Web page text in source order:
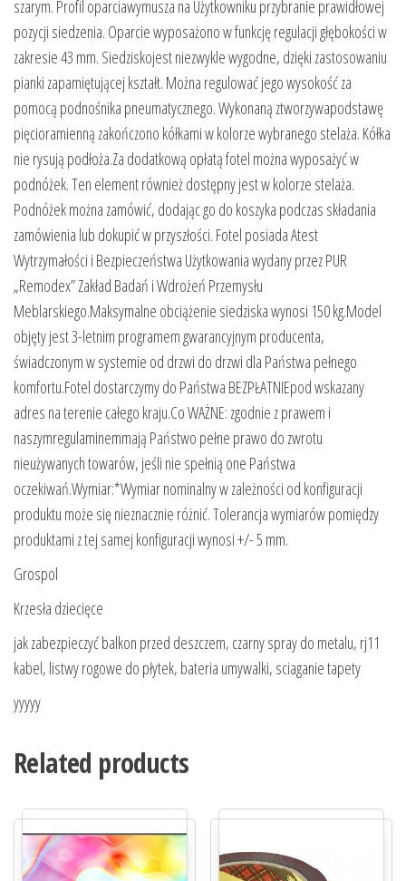
szarym. Profil oparciawymusza na Użytkowniku przybranie prawidłowej
pozycji siedzenia. Oparcie wyposażono w funkcję regulacji głębokości w
zakresie 43 mm. Siedziskojest niezwykle wygodne, dzięki zastosowaniu
pianki zapamiętującej kształt. Można regulować jego wysokość za
pomocą podnośnika pneumatycznego. Wykonaną ztworzywapodstawę
pięcioramienną zakończono kółkami w kolorze wybranego stelaża. Kółka
nie rysują podłoża.Za dodatkową opłatą fotel można wyposażyć w
podnóżek. Ten element również dostępny jest w kolorze stelaża.
Podnóżek można zamówić, dodając go do koszyka podczas składania
zamówienia lub dokupić w przyszłości. Fotel posiada Atest
Wytrzymałości i Bezpieczeństwa Użytkowania wydany przez PUR
„Remodex” Zakład Badań i Wdrożeń Przemysłu
Meblarskiego.Maksymalne obciążenie siedziska wynosi 150 kg.Model
objęty jest 3-letnim programem gwarancyjnym producenta,
świadczonym w systemie od drzwi do drzwi dla Państwa pełnego
komfortu.Fotel dostarczymy do Państwa BEZPŁATNIEpod wskazany
adres na terenie całego kraju.Co WAŻNE: zgodnie z prawem i
naszymregulaminemmają Państwo pełne prawo do zwrotu
nieużywanych towarów, jeśli nie spełnią one Państwa
oczekiwań.Wymiar:*Wymiar nominalny w zależności od konfiguracji
produktu może się nieznacznie różnić. Tolerancja wymiarów pomiędzy
produktami z tej samej konfiguracji wynosi +/- 5 mm.
Grospol
Krzesła dziecięce
jak zabezpieczyć balkon przed deszczem, czarny spray do metalu, rj11
kabel, listwy rogowe do płytek, bateria umywalki, sciaganie tapety
yyyyy
Related products